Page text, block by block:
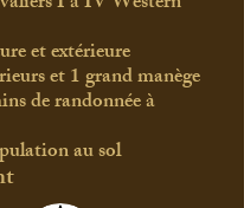
et extérieure
et 1 grand manège
de randonnée à
au sol